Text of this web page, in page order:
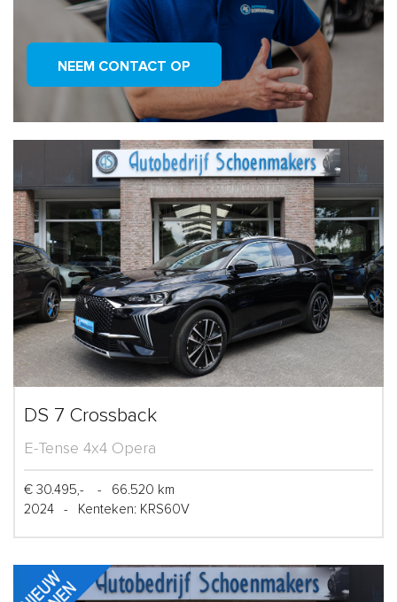
NEEM CONTACT OP
DS 7 Crossback
E-Tense 4x4 Opera
€ 30.495,- -
66.520 km
2024
- Kenteken: KRS60V